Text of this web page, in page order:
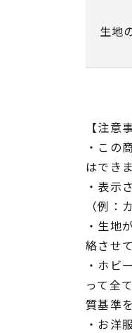
生地
【注意
・この
はでき
・表示
（例：
・生地
絡させ
・ホビ
って全
質基準
・お洋